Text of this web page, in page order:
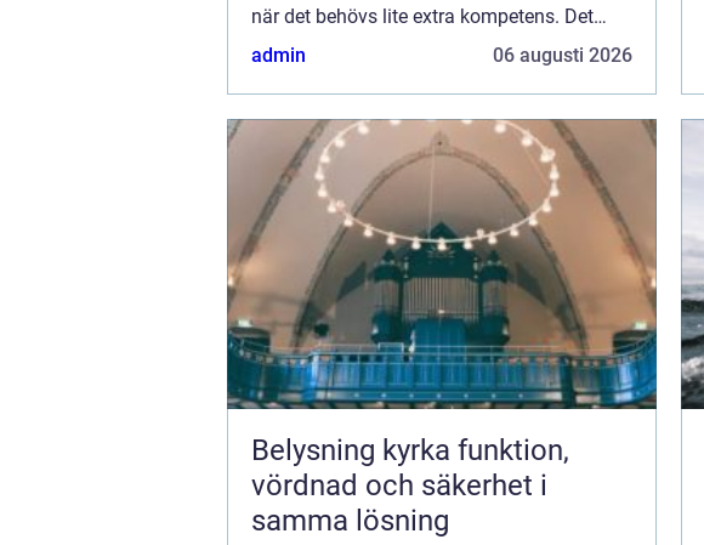
när det behövs lite extra kompetens. Det
gäller dock att hi...
admin 06 augusti 2026
Belysning kyrka funktion,
vördnad och säkerhet i
samma lösning